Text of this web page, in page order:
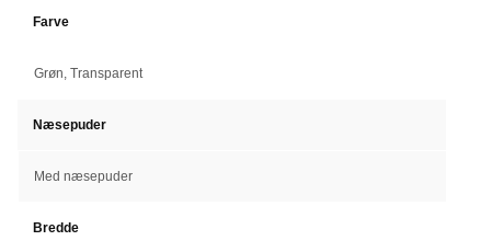
Farve
Grøn, Transparent
Næsepuder
Med næsepuder
Bredde